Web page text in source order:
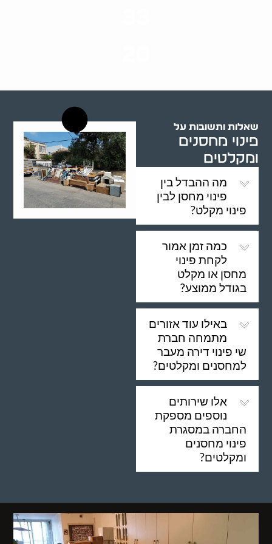
שאלות ותשובות על
פינוי מחסנים
ומקלטים
מה ההבדל בין
פינוי מחסן לבין
פינוי מקלט?
כמה זמן אמור
לקחת פינוי
מחסן או מקלט
בגודל ממוצע?
באילו עוד אזורים
מתמחה חברת
שי פינוי דירה מעבר
למחסנים ומקלטים?
אלו שירותים
נוספים מספקת
החברה במסגרת
פינוי מחסנים
ומקלטים?